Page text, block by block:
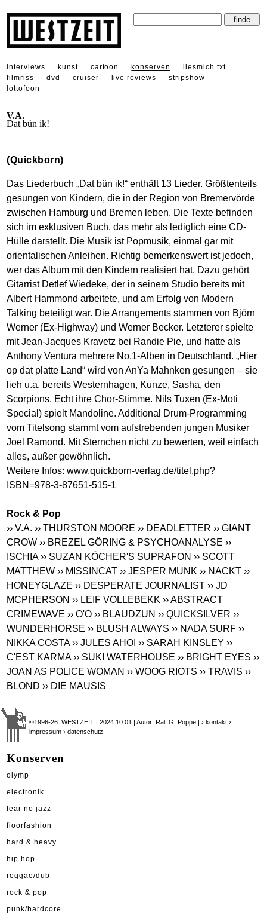
interviews kunst cartoon konserven
liesmich.txt
filmriss
dvd cruiser live reviews
stripshow
lottofoon
V.A.
Dat bün ik!
(Quickborn)
Das Liederbuch „Dat bün ik!“ enthält 13 Lieder. Größtenteils
gesungen von Kindern, die in der Region von Bremervörde
zwischen Hamburg und Bremen leben. Die Texte befinden
sich im exklusiven Buch, das mehr als lediglich eine CD-
Hülle darstellt. Die Musik ist Popmusik, einmal gar mit
orientalischen Anleihen. Richtig bemerkenswert ist jedoch,
wer das Album mit den Kindern realisiert hat. Dazu gehört
Gitarrist Detlef Wiedeke, der in seinem Studio bereits mit
Albert Hammond arbeitete, und am Erfolg von Modern
Talking beteiligt war. Die Arrangements stammen von Björn
Werner (Ex-Highway) und Werner Becker. Letzterer spielte
mit Jean-Jacques Kravetz bei Randie Pie, und hatte als
Anthony Ventura mehrere No.1-Alben in Deutschland. „Hier
op dat platte Land“ wird von AnYa Mahnken gesungen – sie
lieh u.a. bereits Westernhagen, Kunze, Sasha, den
Scorpions, Echt ihre Chor-Stimme. Nils Tuxen (Ex-Moti
Special) spielt Mandoline. Additional Drum-Programming
vom Titelsong stammt vom aufstrebenden jungen Musiker
Joel Ramond. Mit Sternchen nicht zu bewerten, weil einfach
alles, außer gewöhnlich.
Weitere Infos:www.quickborn-verlag.de/titel.php?
ISBN=978-3-87651-515-1
Rock & Pop
›› V.A. ›› THURSTON MOORE ›› DEADLETTER ›› GIANT
CROW ›› BREZEL GÖRING & PSYCHOANALYSE ››
ISCHIA ›› SUZAN KÖCHER'S SUPRAFON ›› SCOTT
MATTHEW ›› MISSINCAT ›› JESPER MUNK ›› NACKT ››
HONEYGLAZE ›› DESPERATE JOURNALIST ›› JD
MCPHERSON ›› LEIF VOLLEBEKK ›› ABSTRACT
CRIMEWAVE ›› O'O ›› BLAUDZUN ›› QUICKSILVER ››
WUNDERHORSE ›› BLUSH ALWAYS ›› NADA SURF ››
NIKKA COSTA ›› JULES AHOI ›› SARAH KINSLEY ››
C'EST KARMA ›› SUKI WATERHOUSE ›› BRIGHT EYES ››
JOAN AS POLICE WOMAN›› WOOG RIOTS ›› TRAVIS ››
BLOND ›› DIE MAUSIS
©1996-26 WESTZEIT | 2024.10.01 | Autor: Ralf G. Poppe |› kontakt ›
impressum › datenschutz
Konserven
olymp
electronik
fear no jazz
floorfashion
hard & heavy
hip hop
reggae/dub
rock & pop
punk/hardcore